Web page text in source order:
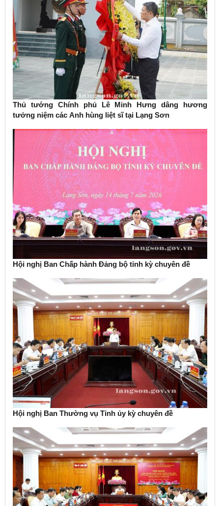
Thủ tướng Chính phủ Lê Minh Hưng dâng hương
tưởng niệm các Anh hùng liệt sĩ tại Lạng Sơn
Hội nghị Ban Chấp hành Đảng bộ tỉnh kỳ chuyên đề
Hội nghị Ban Thường vụ Tỉnh ủy kỳ chuyên đề